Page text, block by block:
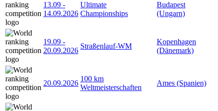
13.09 -
14.09.2026
Ultimate
Championships
Budapest
(Ungarn)
19.09 -
20.09.2026
Straßenlauf-WM
Kopenhagen
(Dänemark)
20.09.2026
100 km
Weltmeisterschaften
Ames (Spanien)